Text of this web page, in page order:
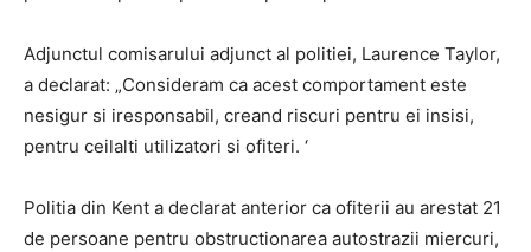
Adjunctul comisarului adjunct al politiei, Laurence Taylor,
a declarat: „Consideram ca acest comportament este
nesigur si iresponsabil, creand riscuri pentru ei insisi,
pentru ceilalti utilizatori si ofiteri. ‘
Politia din Kent a declarat anterior ca ofiterii au arestat 21
de persoane pentru obstructionarea autostrazii miercuri,